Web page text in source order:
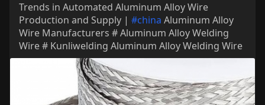
Trends in Automated Aluminum Alloy Wire
Production and Supply | #china Aluminum Alloy
Wire Manufacturers # Aluminum Alloy Welding
Wire # Kunliwelding Aluminum Alloy Welding Wire